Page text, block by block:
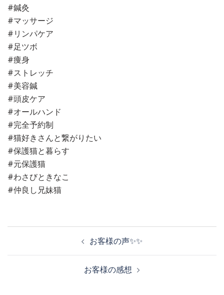
#鍼灸
#マッサージ
#リンパケア
#足ツボ
#痩身
#ストレッチ
#美容鍼
#頭皮ケア
#オールハンド
#完全予約制
#猫好きさんと繋がりたい
#保護猫と暮らす
#元保護猫
#わさびときなこ
#仲良し兄妹猫
お客様の声✨✨
お客様の感想